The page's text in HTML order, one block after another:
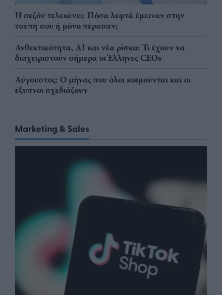
Η σεζόν τελειώνει: Πόσα λεφτά έμειναν στην
τσέπη σου ή μόνο πέρασαν;
Ανθεκτικότητα, AI και νέα ρίσκα: Τι έχουν να
διαχειριστούν σήμερα οι Έλληνες CEOs
Αύγουστος: Ο μήνας που όλοι κοιμούνται και οι
έξυπνοι σχεδιάζουν
Marketing & Sales